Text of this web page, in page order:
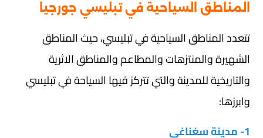
المناطق السياحية في تبليسي جورجيا
تتعدد المناطق السياحية في تبليسي، حيث المناطق
الشهيرة والمنتزهات والمطاعم والمناطق الاثرية
والتاريخية للمدينة والتي تتركز فيها السياحة في تبليسي
وابرزها:
1- مدينة سغناغي